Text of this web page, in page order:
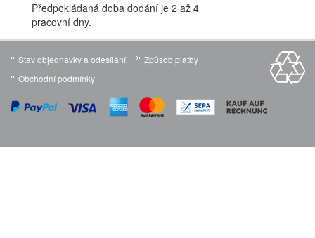
Předpokládaná doba dodání je 2 až 4
pracovní dny.
Stav objednávky a odesílání
Způsob platby
Obchodní podmínky